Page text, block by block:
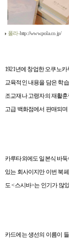
폴라-http://www.pola.co.jp/
1921년에 창업한 오쿠노
교육적인 내용을 담은 학
조교재나 고령자의 재활
고급 백화점에서 판매되
카루타외에도 일본식 바둑
있는 회사이지만 이번 북
도<스시바>는 인기가 많
카드에는 생선의 이름이